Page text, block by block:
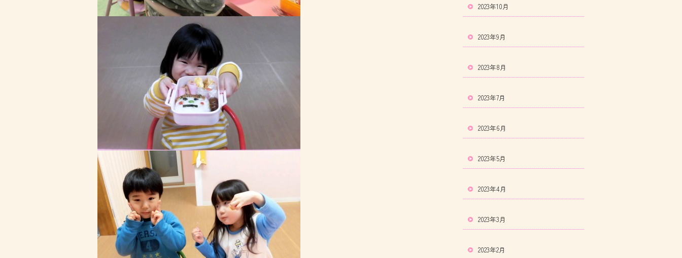
2023年10月
2023年9月
2023年8月
2023年7月
2023年6月
2023年5月
2023年4月
2023年3月
2023年2月